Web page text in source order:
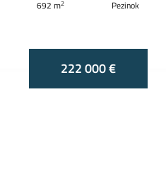
692 m2 Pezinok
222 000 €